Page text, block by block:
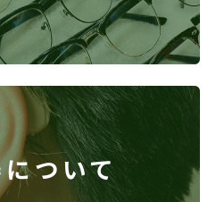
ついて